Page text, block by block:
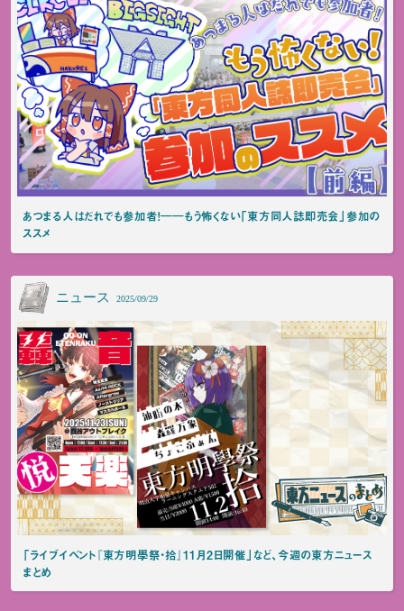
あつまる人はだれでも参加者！――もう怖くない「東方同人誌即売会」参加の
ススメ
ニュース 2025/09/29
「ライブイベント『東方明學祭・拾』11月2日開催」など、今週の東方ニュース
まとめ